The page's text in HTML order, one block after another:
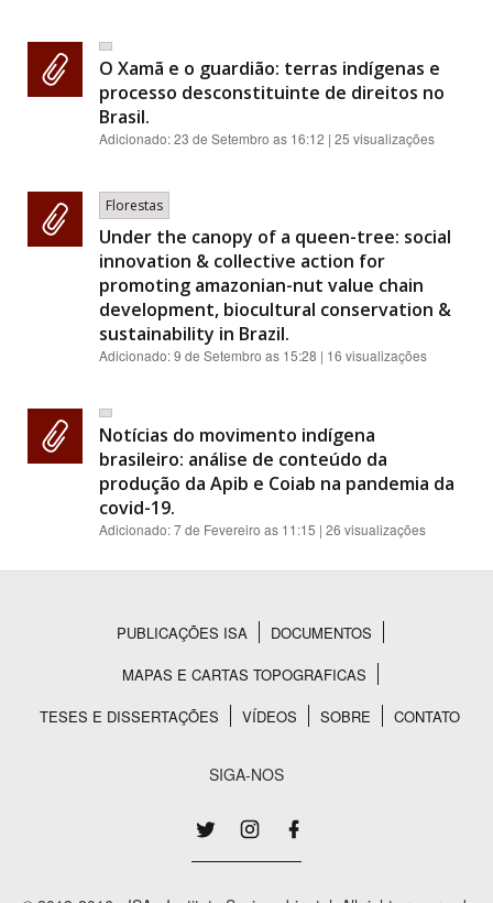
O Xamã e o guardião: terras indígenas e
processo desconstituinte de direitos no
Brasil.
Adicionado:23 de Setembro as 16:12 | 25 visualizações
Florestas
Under the canopy of a queen-tree: social
innovation & collective action for
promoting amazonian-nut value chain
development, biocultural conservation &
sustainability in Brazil.
Adicionado:9 de Setembro as 15:28 | 16 visualizações
Notícias do movimento indígena
brasileiro: análise de conteúdo da
produção da Apib e Coiab na pandemia da
covid-19.
Adicionado:7 de Fevereiro as 11:15 | 26 visualizações
Rodapé
PUBLICAÇÕES ISA
DOCUMENTOS
MAPAS E CARTAS TOPOGRAFICAS
TESES E DISSERTAÇÕES
VÍDEOS SOBRE CONTATO
SIGA-NOS